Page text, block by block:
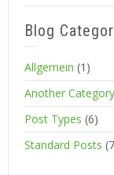
Blog
Allgemein (1)
Another Category
Post Types (6)
Standard Posts